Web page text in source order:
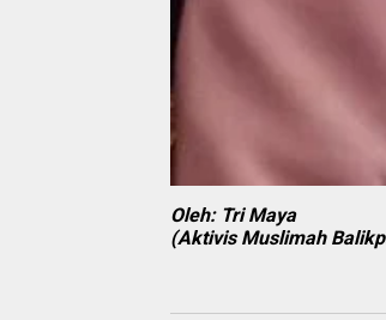
Oleh: Tri Maya
(Aktivis Muslimah